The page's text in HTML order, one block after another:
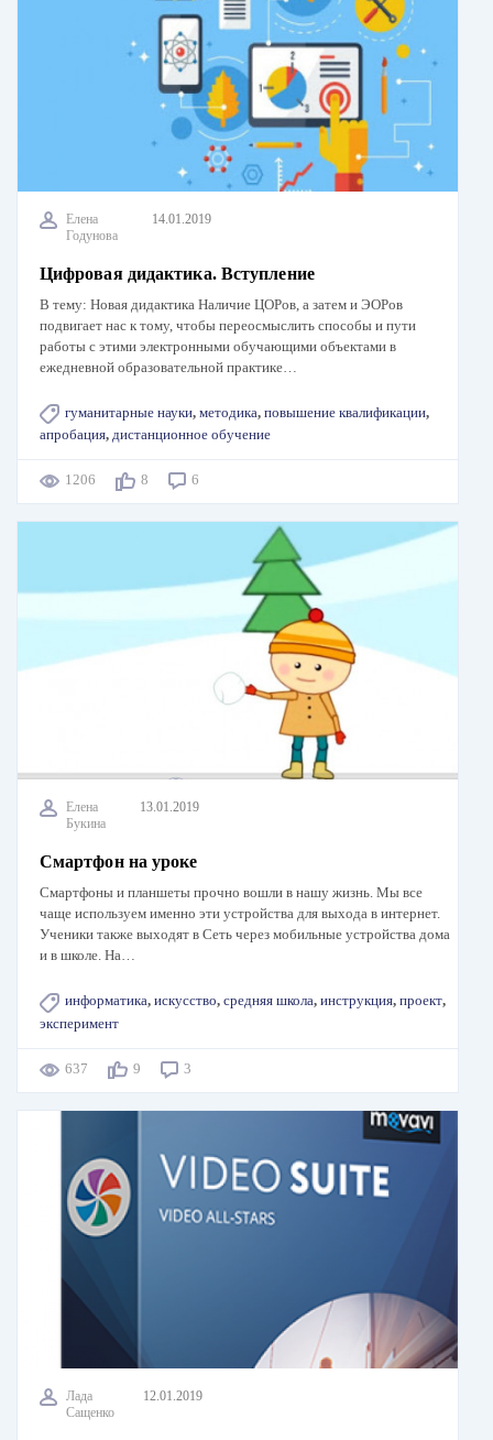
Елена
Годунова
14.01.2019
Цифровая дидактика. Вступление
В тему: Новая дидактика Наличие ЦОРов, а затем и ЭОРов
подвигает нас к тому, чтобы переосмыслить способы и пути
работы с этими электронными обучающими объектами в
ежедневной образовательной практике…
гуманитарные науки, методика, повышение квалификации,
апробация, дистанционное обучение
1206 8 6
Елена
Букина
13.01.2019
Смартфон на уроке
Смартфоны и планшеты прочно вошли в нашу жизнь. Мы все
чаще используем именно эти устройства для выхода в интернет.
Ученики также выходят в Сеть через мобильные устройства дома
и в школе. На…
информатика, искусство, средняя школа, инструкция, проект,
эксперимент
637 9 3
Лада
Сащенко
12.01.2019